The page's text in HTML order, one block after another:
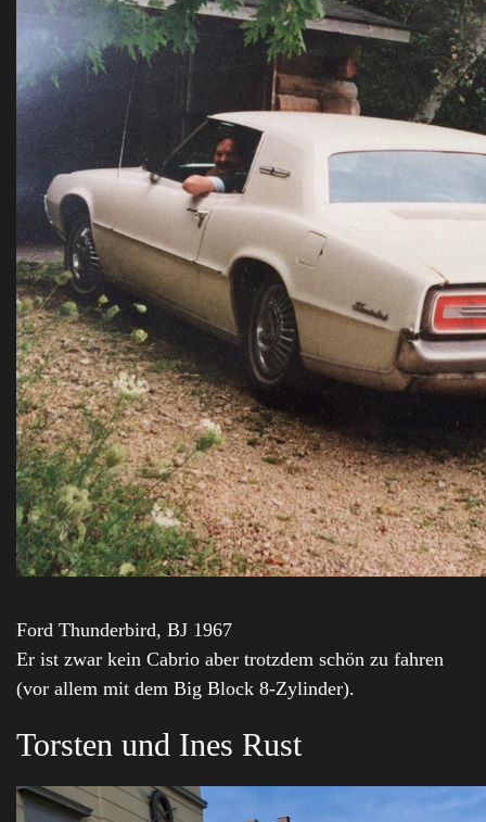
Ford Thunderbird, BJ 1967
Er ist zwar kein Cabrio aber trotzdem schön zu fahren
(vor allem mit dem Big Block 8-Zylinder).
Torsten und Ines Rust